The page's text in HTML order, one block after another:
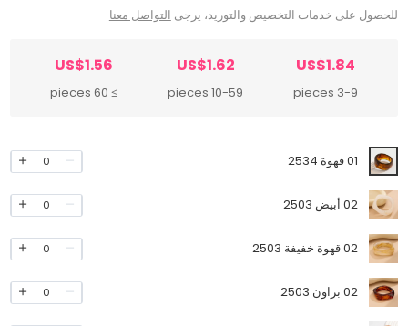
للحصول على خدمات التخصيص والتوريد، يرجى التواصل معنا
US$1.84
3-9 pieces
US$1.62
10-59 pieces
US$1.56
≥ 60 pieces
01 قهوة 2534 0
02 أبيض 2503 0
02 قهوة خفيفة 2503 0
02 براون 2503 0